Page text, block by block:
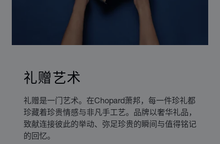
礼赠艺术
礼赠是一门艺术。在Chopard萧邦，每一件珍礼都
珍藏着珍贵情感与非凡手工艺。品牌以奢华礼品，
致献连接彼此的举动、弥足珍贵的瞬间与值得铭记
的回忆。